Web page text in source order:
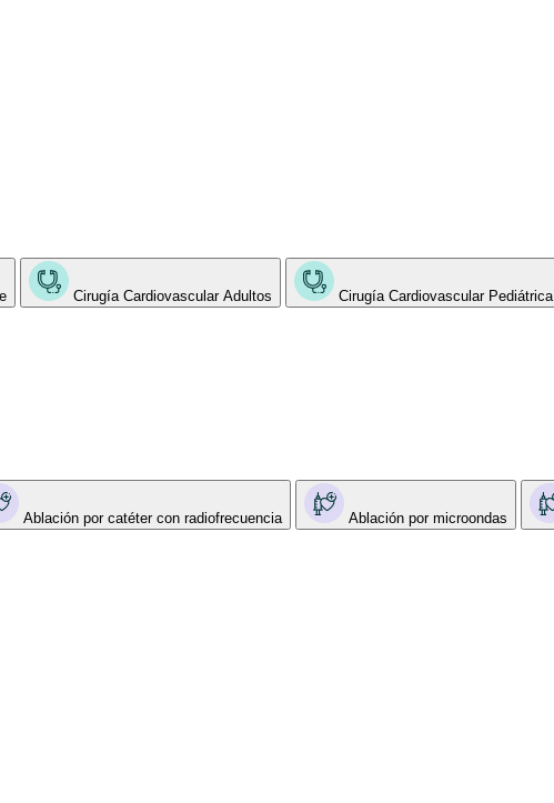
Cirugía Cardiovascular Adultos Cirugía Cardiovascular Pediátrica
Ablación por catéter con radiofrecuencia Ablación por microondas